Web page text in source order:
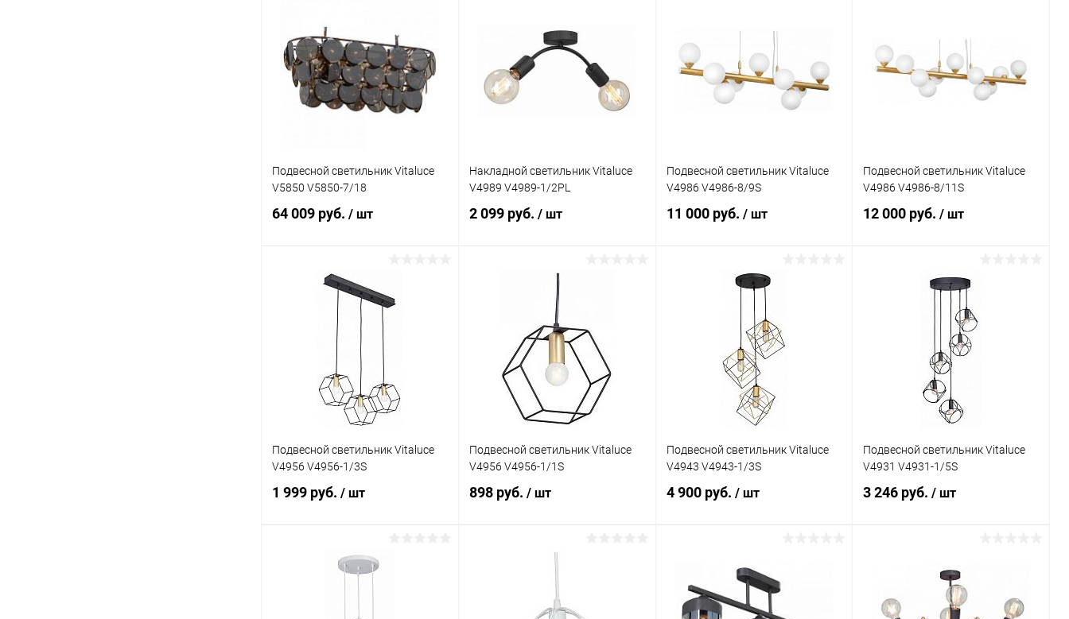
Купить в 1 клик Сравнение
В избранное Недоступно
Купить в 1 клик
В избранное В наличии
Купить в 1 клик
В избранное В наличии
Купить в 1 клик
В избранное В наличии
Подвесной светильник Vitaluce
V5850 V5850-7/18
64 009 руб. / шт
Подписаться
Купить в 1 клик
Накладной светильник Vitaluce
V4989 V4989-1/2PL
2 099 руб. / шт
Подписаться
Купить в 1 клик
В избранное Недоступно
Подвесной светильник Vitaluce
V4986 V4986-8/9S
11 000 руб. / шт
Подписаться
Купить в 1 клик
В избранное Недоступно
Подвесной светильник Vitaluce
V4986 V4986-8/11S
12 000 руб./ шт
Подписаться
Купить в 1 клик Сравнение
В избранное
Подвесной светильник Vitaluce
V4956 V4956-1/3S
1 999 руб. / шт
Подписаться
Подвесной светильник Vitaluce
V4956 V4956-1/1S
898 руб. / шт
Подписаться
Купить в 1 клик
Подвесной светильник Vitaluce
V4943 V4943-1/3S
4 900 руб. / шт
Купить в 1 клик
Подвесной светильник Vitaluce
V4931 V4931-1/5S
3 246 руб./ шт
Купить в 1 клик Сравнение